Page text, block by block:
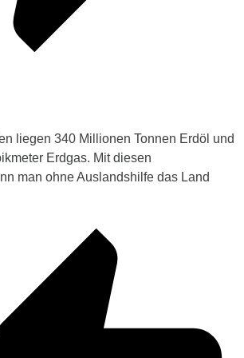
liegen 340 Millionen Tonnen Erdöl und
Erdgas. Mit diesen
man ohne Auslandshilfe das Land